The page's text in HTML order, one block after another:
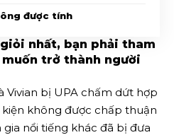
được tính
nhất, bạn phải tham
muốn trở thành người
Vivian bị UPA chấm dứt hợp
không được chấp thuận
nổi tiếng khác đã bị đưa